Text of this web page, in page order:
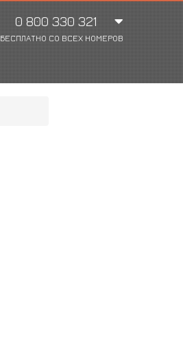
0 800 330 321
БЕСПЛАТНО СО ВСЕХ НОМЕРОВ